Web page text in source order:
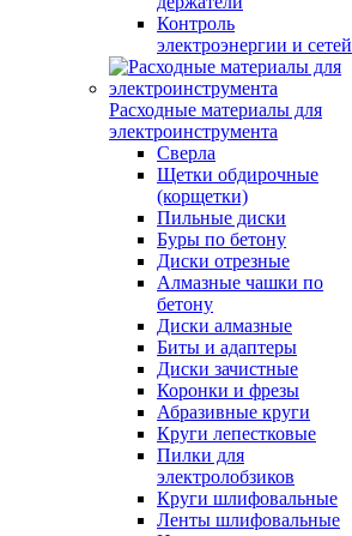
Контроль
электроэнергии и сетей
Расходные материалы для
электроинструмента
Сверла
Щетки обдирочные
(корщетки)
Пильные диски
Буры по бетону
Диски отрезные
Алмазные чашки по
бетону
Диски алмазные
Биты и адаптеры
Диски зачистные
Коронки и фрезы
Абразивные круги
Круги лепестковые
Пилки для
электролобзиков
Круги шлифовальные
Ленты шлифовальные